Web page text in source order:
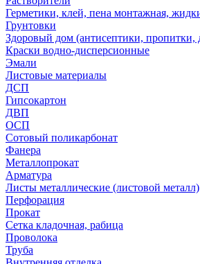
Герметики, клей, пена монтажная,
Грунтовки
Здоровый дом (антисептики, пропитки,
Краски водно-дисперсионные
Эмали
Листовые материалы
ДСП
Гипсокартон
ДВП
ОСП
Сотовый поликарбонат
Фанера
Металлопрокат
Арматура
Листы металлические (листовой металл)
Перфорация
Прокат
Сетка кладочная, рабица
Проволока
Труба